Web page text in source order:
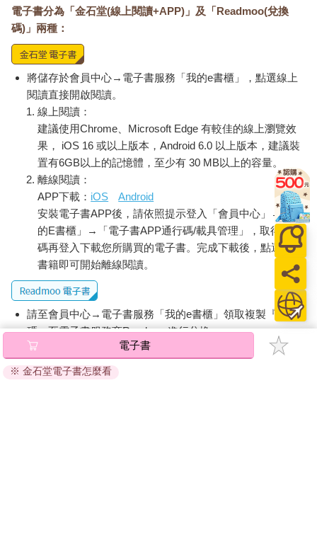
電子書分為「金石堂(線上閱讀+APP)」及「Readmoo(兌換
碼)」兩種：
將儲存於會員中心→電子書服務「我的e書櫃」，點選線上
閱讀直接開啟閱讀。
線上閱讀：
建議使用Chrome、Microsoft Edge 有較佳的線上瀏覽效
果， iOS 16 或以上版本，Android 6.0 以上版本，建議裝
置有6GB以上的記憶體，至少有 30 MB以上的容量。
離線閱讀：
APP下載： iOS
Android
安裝電子書APP後，請依照提示登入「會員中心」→「我
的E書櫃」→「電子書APP通行碼/載具管理」，取得通行
碼再登入下載您所購買的電子書。完成下載後，點選任一
書籍即可開始離線閱讀。
請至會員中心→電子書服務「我的e書櫃」領取複製『兌換
碼』至電子書服務商Readmoo進行兌換。
退換貨須知：
因版權保護，您在金石堂所購買的電子書僅能以金石堂專屬
電子書
※ 金石堂電子書怎麼看